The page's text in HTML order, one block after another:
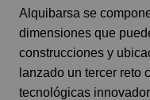
Alquibarsa se
dimensiones que
construcciones y
lanzado un tercer reto
tecnológicas